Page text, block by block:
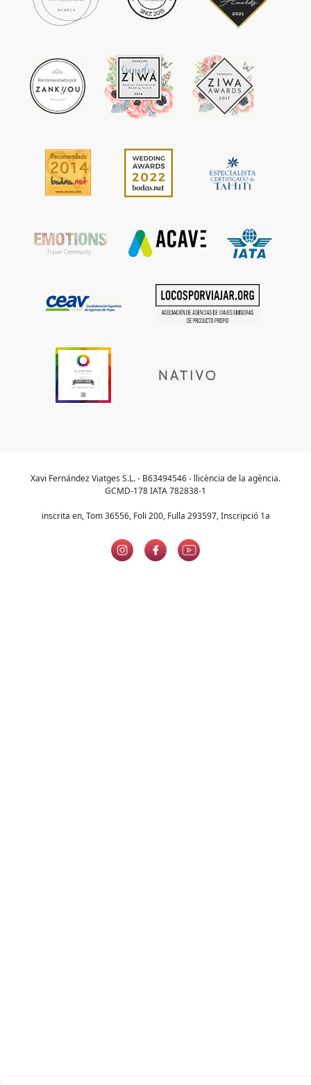
Xavi Fernández Viatges S.L. - B63494546 - llicència de la agència.
GCMD-178 IATA 782838-1
inscrita en, Tom 36556, Foli 200, Fulla 293597, Inscripció 1a